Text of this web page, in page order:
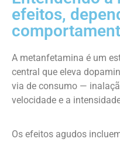
efeitos,
A metanfetamina é um
central que eleva
via de consumo —
velocidade e a
Os efeitos agudos